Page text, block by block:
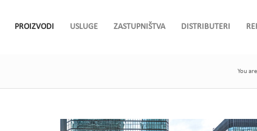
PROIZVODI USLUGE ZASTUPNIŠTVA DISTRIBUTERI
You